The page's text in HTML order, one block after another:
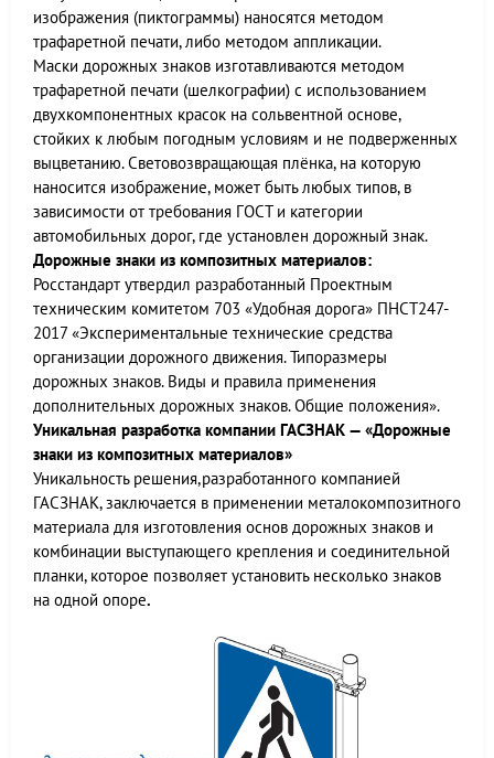
изображения (пиктограммы) наносятся методом
трафаретной печати, либо методом аппликации.
Маски дорожных знаков изготавливаются методом
трафаретной печати (шелкографии) с использованием
двухкомпонентных красок на сольвентной основе,
стойких к любым погодным условиям и не подверженных
выцветанию. Световозвращающая плёнка, на которую
наносится изображение, может быть любых типов, в
зависимости от требования ГОСТ и категории
автомобильных дорог, где установлен дорожный знак.
Дорожные знаки из композитных материалов:
Росстандарт утвердил разработанный Проектным
техническим комитетом 703 «Удобная дорога» ПНСТ247-
2017 «Экспериментальные технические средства
организации дорожного движения. Типоразмеры
дорожных знаков. Виды и правила применения
дополнительных дорожных знаков. Общие положения».
Уникальная разработка компании ГАСЗНАК — «Дорожные
знаки из композитных материалов»
Уникальность решения,разработанного компанией
ГАСЗНАК, заключается в применении металокомпозитного
материала для изготовления основ дорожных знаков и
комбинации выступающего крепления и соединительной
планки, которое позволяет установить несколько знаков
на одной опоре.